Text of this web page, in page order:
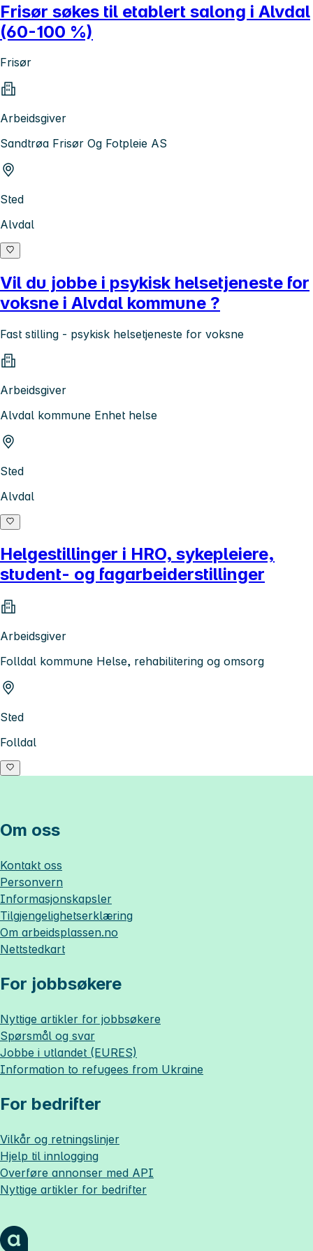
Frisør søkes til etablert salong i Alvdal
(60-100 %)
Frisør
Arbeidsgiver
Sandtrøa Frisør Og Fotpleie AS
Sted
Alvdal
Vil du jobbe i psykisk helsetjeneste for
voksne i Alvdal kommune ?
Fast stilling - psykisk helsetjeneste for voksne
Arbeidsgiver
Alvdal kommune Enhet helse
Sted
Alvdal
Helgestillinger i HRO, sykepleiere,
student- og fagarbeiderstillinger
Arbeidsgiver
Folldal kommune Helse, rehabilitering og omsorg
Sted
Folldal
Om oss
Kontakt oss
Personvern
Informasjonskapsler
Tilgjengelighetserklæring
Om arbeidsplassen.no
Nettstedkart
For jobbsøkere
Nyttige artikler for jobbsøkere
Spørsmål og svar
Jobbe i utlandet (EURES)
Information to refugees from Ukraine
For bedrifter
Vilkår og retningslinjer
Hjelp til innlogging
Overføre annonser med API
Nyttige artikler for bedrifter